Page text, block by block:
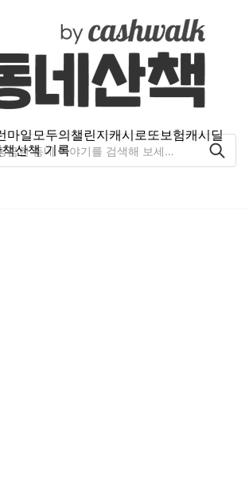
마일모두의챌린지캐시로또보험캐시딜
산책 기록